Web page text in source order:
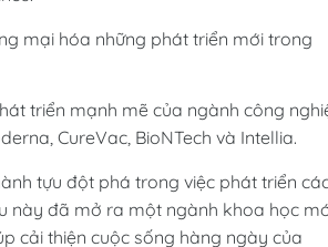
mại hóa những phát triển mới trong
triển mạnh mẽ của ngành công
CureVac, BioNTech và Intellia.
tựu đột phá trong việc phát triển
này đã mở ra một ngành khoa học
cải thiện cuộc sống hàng ngày của